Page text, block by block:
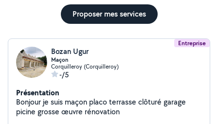
Proposer mes services
Entreprise
Bozan Ugur
Maçon
Corquilleroy (Corquilleroy)
-/5
Présentation
Bonjour je suis maçon placo terrasse clôturé garage
picine grosse œuvre rénovation